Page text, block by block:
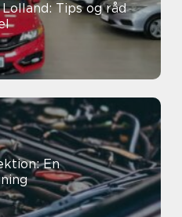
Tips og råd
En